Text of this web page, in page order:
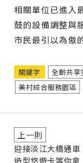
相關單位已進入
鼓的設備調整與
市民最引以為傲
關鍵字 全齡共享
美村綜合服務園區
上一則
迎接淡江大橋通
造型悠遊卡等你拿